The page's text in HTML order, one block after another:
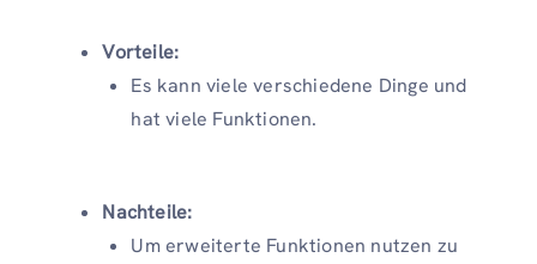
Vorteile:
Es kann viele verschiedene Dinge und
hat viele Funktionen.
Nachteile:
Um erweiterte Funktionen nutzen zu